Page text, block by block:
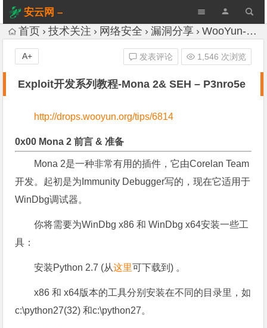
安云网 –
AnYun.ORG
首页 技术关注 网络安全 漏洞分享 WooYun-Drops
Exploit开发系列教程-Mona 2& SEH – P3nro5e
发表评论 1,546 次浏览
A+
http://drops.wooyun.org/tips/6814
0x00 Mona 2 前言 & 准备
Mona 2是一种非常有用的插件，它由Corelan Team
开发。起初是为Immunity Debugger写的，现在它适用于
WinDbg调试器。
你将需要为WinDbg x86 和 WinDbg x64安装一些工
具：
安装Python 2.7 (从这里可下载到) 。
x86 和 x64版本的工具分别安装在不同的目录里，如
c:\python27(32) 和c:\python27。